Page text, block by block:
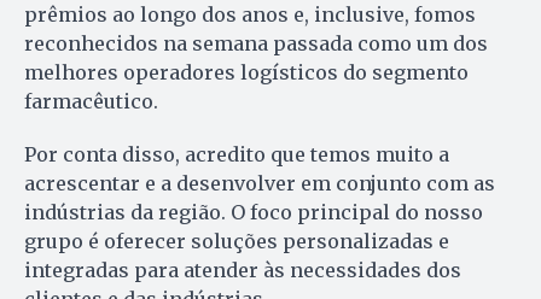
prêmios ao longo dos anos e, inclusive, fomos
reconhecidos na semana passada como um dos
melhores operadores logísticos do segmento
farmacêutico.
Por conta disso, acredito que temos muito a
acrescentar e a desenvolver em conjunto com as
indústrias da região. O foco principal do nosso
grupo é oferecer soluções personalizadas e
integradas para atender às necessidades dos